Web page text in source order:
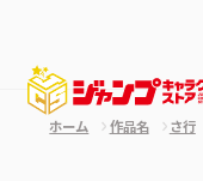
ホーム 作品名 さ行